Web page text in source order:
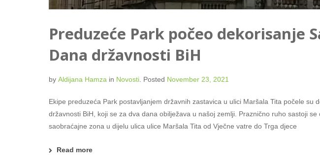
Preduzeće Park počeo dekorisanje
Dana državnosti BiH
by Aldijana Hamza in Novosti. Posted November 23, 2021
Ekipe preduzeća Park postavljanjem državnih zastavica u ulici Maršala Tita počele su
državnosti BiH, koji se za dva dana obilježava u našoj zemlji. Praznično ruho sastoji
saobraćajne zona u dijelu ulica ulice Maršala Tita od Vječne vatre do Trga djece
Read more